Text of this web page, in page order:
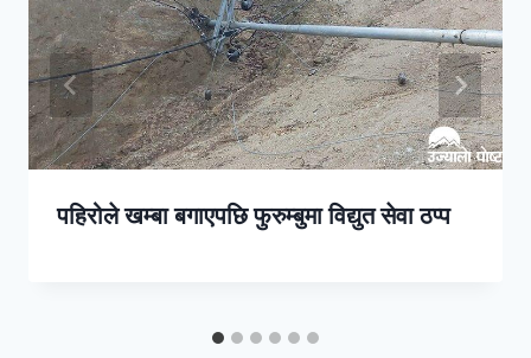
पहिरोले खम्बा बगाएपछि फुरुम्बुमा विद्युत सेवा ठप्प